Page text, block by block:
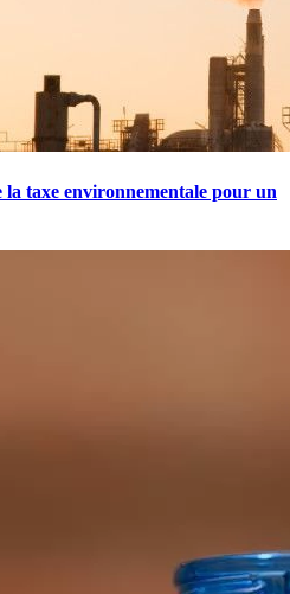
taxe environnementale pour un